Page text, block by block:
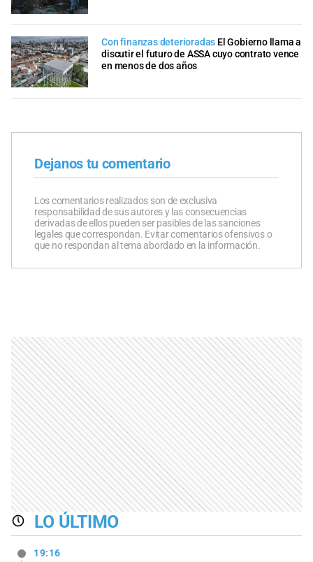
Con finanzas deterioradas El Gobierno llama a
discutir el futuro de ASSA cuyo contrato vence
en menos de dos años
Dejanos tu comentario
Los comentarios realizados son de exclusiva
responsabilidad de sus autores y las consecuencias
derivadas de ellos pueden ser pasibles de las sanciones
legales que correspondan. Evitar comentarios ofensivos o
que no respondan al tema abordado en la información.
LO ÚLTIMO
19:16